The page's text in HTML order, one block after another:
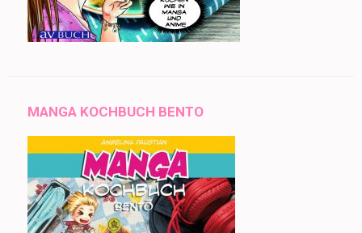
MANGA KOCHBUCH BENTO